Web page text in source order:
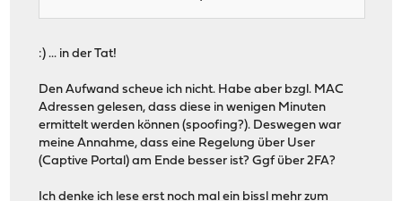
:) ... in der Tat!
Den Aufwand scheue ich nicht. Habe aber bzgl. MAC
Adressen gelesen, dass diese in wenigen Minuten
ermittelt werden können (spoofing?). Deswegen war
meine Annahme, dass eine Regelung über User
(Captive Portal) am Ende besser ist? Ggf über 2FA?
Ich denke ich lese erst noch mal ein bissl mehr zum